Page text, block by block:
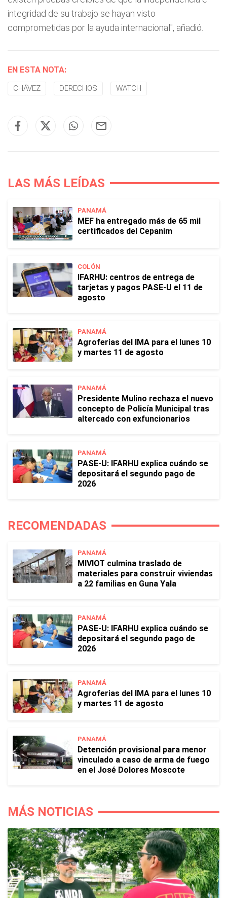
integridad de su trabajo se hayan visto
comprometidas por la ayuda internacional", añadió.
EN ESTA NOTA:
CHÁVEZ DERECHOS WATCH
LAS MÁS LEÍDAS
PANAMÁ
MEF ha entregado más de 65 mil
certificados del Cepanim
COLÓN
IFARHU: centros de entrega de
tarjetas y pagos PASE-U el 11 de
agosto
PANAMÁ
Agroferias del IMA para el lunes 10
y martes 11 de agosto
PANAMÁ
Presidente Mulino rechaza el nuevo
concepto de Policía Municipal tras
altercado con exfuncionarios
PANAMÁ
PASE-U: IFARHU explica cuándo se
depositará el segundo pago de
2026
RECOMENDADAS
PANAMÁ
MIVIOT culmina traslado de
materiales para construir viviendas
a 22 familias en Guna Yala
PANAMÁ
PASE-U: IFARHU explica cuándo se
depositará el segundo pago de
2026
PANAMÁ
Agroferias del IMA para el lunes 10
y martes 11 de agosto
PANAMÁ
Detención provisional para menor
vinculado a caso de arma de fuego
en el José Dolores Moscote
MÁS NOTICIAS